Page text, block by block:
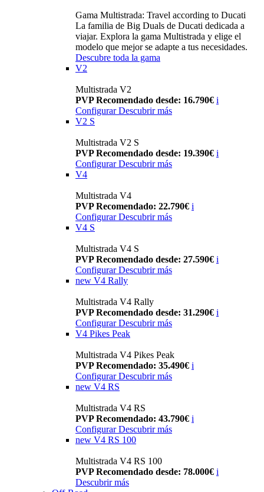
Gama Multistrada: Travel according to Ducati
La familia de Big Duals de Ducati dedicada a
viajar. Explora la gama Multistrada y elige el
modelo que mejor se adapte a tus necesidades.
Descubre toda la gama
V2
Multistrada V2
PVP Recomendado desde: 16.790€ i
Configurar Descubrir más
V2 S
Multistrada V2 S
PVP Recomendado desde: 19.390€ i
Configurar Descubrir más
V4
Multistrada V4
PVP Recomendado: 22.790€ i
Configurar Descubrir más
V4 S
Multistrada V4 S
PVP Recomendado desde: 27.590€ i
Configurar Descubrir más
new V4 Rally
Multistrada V4 Rally
PVP Recomendado desde: 31.290€ i
Configurar Descubrir más
V4 Pikes Peak
Multistrada V4 Pikes Peak
PVP Recomendado: 35.490€ i
Configurar Descubrir más
new V4 RS
Multistrada V4 RS
PVP Recomendado: 43.790€ i
ConfigurarDescubrir más
new V4 RS 100
Multistrada V4 RS 100
PVP Recomendado desde: 78.000€ i
Descubrir más